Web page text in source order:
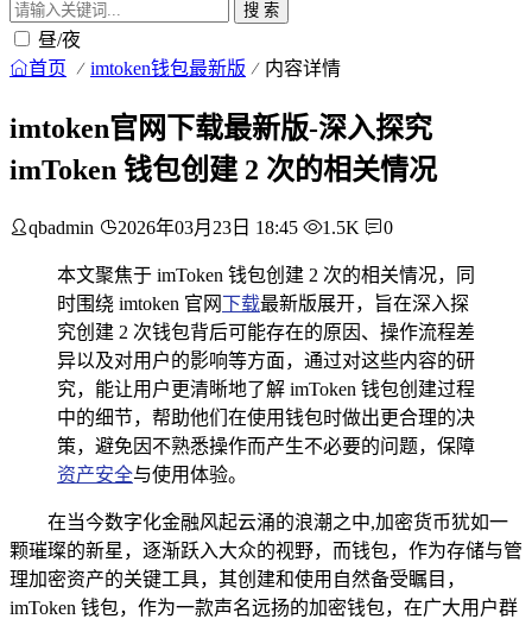
搜 索
昼/夜
首页 imtoken钱包最新版 内容详情
imtoken官网下载最新版-深入探究
imToken 钱包创建 2 次的相关情况
qbadmin 2026年03月23日 18:45 1.5K 0
本文聚焦于 imToken 钱包创建 2 次的相关情况，同
时围绕 imtoken 官网下载最新版展开，旨在深入探
究创建 2 次钱包背后可能存在的原因、操作流程差
异以及对用户的影响等方面，通过对这些内容的研
究，能让用户更清晰地了解 imToken 钱包创建过程
中的细节，帮助他们在使用钱包时做出更合理的决
策，避免因不熟悉操作而产生不必要的问题，保障
资产安全与使用体验。
在当今数字化金融风起云涌的浪潮之中,加密货币犹如一
颗璀璨的新星，逐渐跃入大众的视野，而钱包，作为存储与管
理加密资产的关键工具，其创建和使用自然备受瞩目，
imToken 钱包，作为一款声名远扬的加密钱包，在广大用户群